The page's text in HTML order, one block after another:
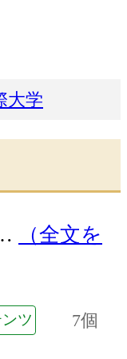
大学
（全文を
ツ 7個